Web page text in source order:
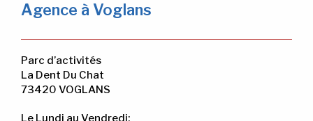
Agence à Voglans
Parc d’activités
La Dent Du Chat
73420 VOGLANS
Le Lundi au Vendredi: